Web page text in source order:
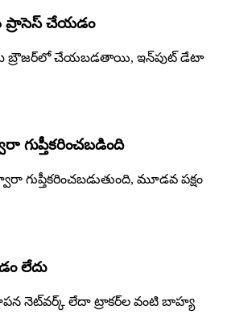
ప్రాసెస్ చేయడం
బ్రౌజర్‌లో చేయబడతాయి, ఇన్‌పుట్ డేటా
గుప్తీకరించబడింది
గుప్తీకరించబడుతుంది, మూడవ పక్షం
లేదు
నెట్‌వర్క్ లేదా ట్రాకర్‌ల వంటి బాహ్య